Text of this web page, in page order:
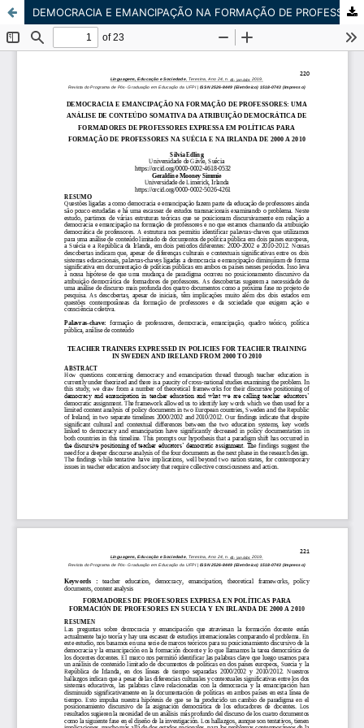
DEMOCRACIA E EMANCIPAÇÃO NA FORMAÇÃO DE PROFESSORES: UMA ANÁLISE DE CONTEÚDO SOMATIVA DA ATRIBUIÇÃO DEMOCRÁTICA DE FORMADORES DE PROFESSORES EXPRESSA EM POLÍTICAS PARA FORMAÇÃO DE PROFESSORES NA SUÉCIA E NA IRLANDA DE 2000 A 2010